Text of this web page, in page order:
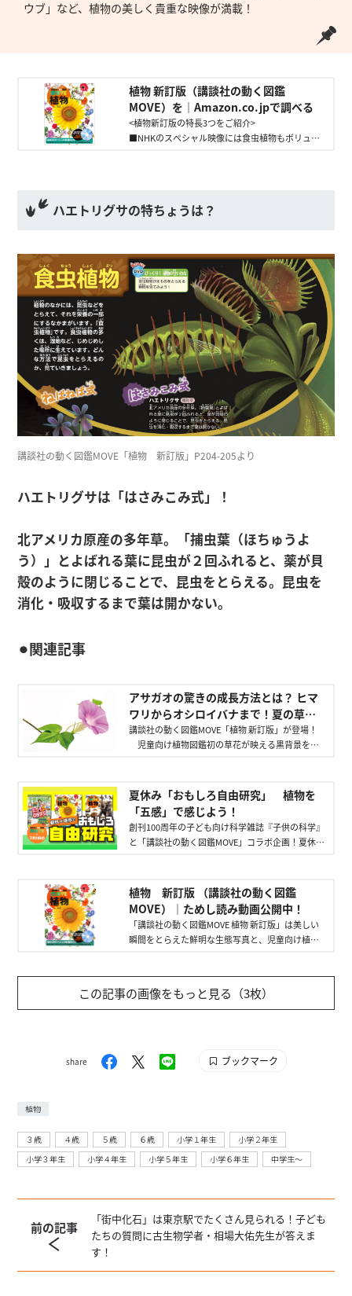
ウブ」など、植物の美しく貴重な映像が満載！
植物 新訂版（講談社の動く図鑑
MOVE）を｜Amazon.co.jpで調べる
<植物新訂版の特長3つをご紹介>
■NHKのスペシャル映像には食虫植物もボリュー
ハエトリグサの特ちょうは？
講談社の動く図鑑MOVE「植物 新訂版」P204-205より
ハエトリグサは「はさみこみ式」！
北アメリカ原産の多年草。「捕虫葉（ほちゅうよ
う）」とよばれる葉に昆虫が２回ふれると、薬が貝
殻のように閉じることで、昆虫をとらえる。昆虫を
消化・吸収するまで葉は開かない。
⚫︎関連記事
アサガオの驚きの成長方法とは？ ヒマ
ワリからオシロイバナまで！夏の草花
を講談社の動く図鑑MOVEが解説！ - 講
談社の動く図鑑MOVE｜講談社
講談社の動く図鑑MOVE「植物 新訂版」が登場！
児童向け植物図鑑初の草花が映える黒背景を採
夏休み「おもしろ自由研究」 植物を
「五感」で感じよう！
創刊100周年の子ども向け科学雑誌『子供の科学』
と「講談社の動く図鑑MOVE」コラボ企画！夏休み
植物 新訂版 （講談社の動く図鑑
MOVE）｜ためし読み動画公開中！
「講談社の動く図鑑MOVE 植物 新訂版」は美しい
瞬間をとらえた鮮明な生態写真と、児童向け植物
この記事の画像をもっと見る（3枚）
share ブックマーク
植物
３歳 ４歳 ５歳 ６歳 小学１年生
小学２年生
小学３年生
小学４年生 小学５年生 小学６年生 中学生〜
前の記事
「街中化石」は東京駅でたくさん見られる！子ども
たちの質問に古生物学者・相場大佑先生が答えま
す！